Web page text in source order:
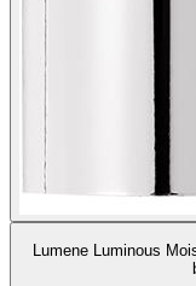
Lumene Luminous